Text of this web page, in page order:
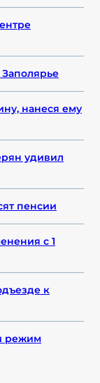
нанеся ему
удивил
пенсии
с 1
к
режим